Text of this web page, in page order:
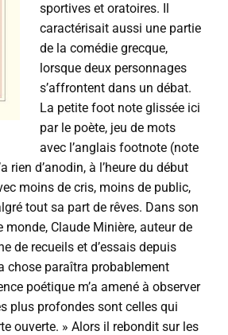
sportives et oratoires. Il
caractérisait aussi une partie
de la comédie grecque,
lorsque deux personnages
s’affrontent dans un débat.
La petite foot note glissée ici
par le poète, jeu de mots
avec l’anglais footnote (note
rien d’anodin, à l’heure du début
moins de cris, moins de public,
tout sa part de rêves. Dans son
monde, Claude Minière, auteur de
de recueils et d’essais depuis
chose paraîtra probablement
poétique m’a amené à observer
plus profondes sont celles qui
ouverte. » Alors il rebondit sur les